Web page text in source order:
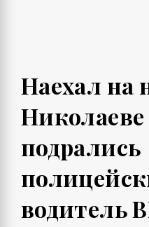
Наехал на
Николаеве
подрались
водитель